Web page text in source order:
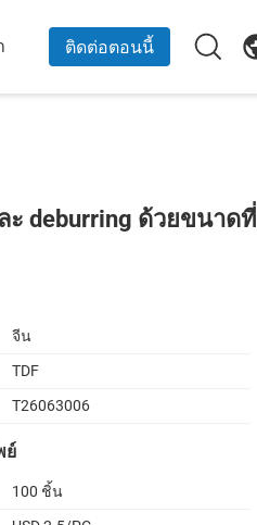
ติดต่อตอนนี้
ะ deburring ด้วยขนาดที่
จีน
TDF
T26063006
ย์
100 ชิ้น